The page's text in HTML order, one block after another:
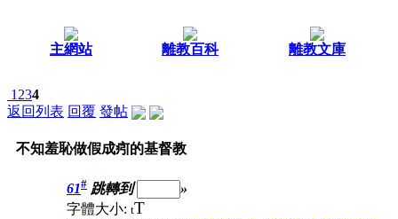
主網站 離教百科 離教文庫
1 234
返回列表 回覆 發帖
不知羞恥做假成㽼的基督教
61# 跳轉到
»
字體大小: tT